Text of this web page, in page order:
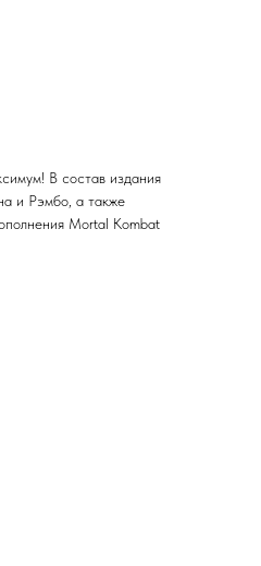
В состав издания
и Рэмбо, а также
Mortal Kombat